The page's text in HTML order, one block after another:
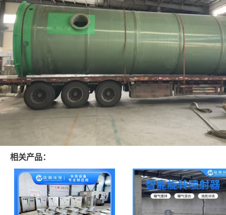
相关产品：